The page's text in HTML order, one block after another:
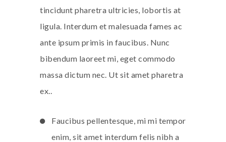
tincidunt pharetra ultricies, lobortis at
ligula. Interdum et malesuada fames ac
ante ipsum primis in faucibus. Nunc
bibendum laoreet mi, eget commodo
massa dictum nec. Ut sit amet pharetra
ex..
Faucibus pellentesque, mi mi tempor
enim, sit amet interdum felis nibh a